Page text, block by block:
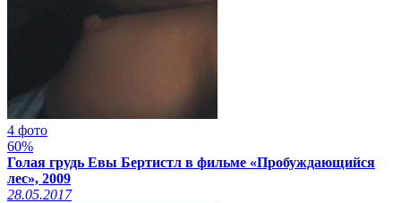
4 фото
60%
Голая грудь Евы Бертистл в фильме «Пробуждающийся
лес», 2009
28.05.2017